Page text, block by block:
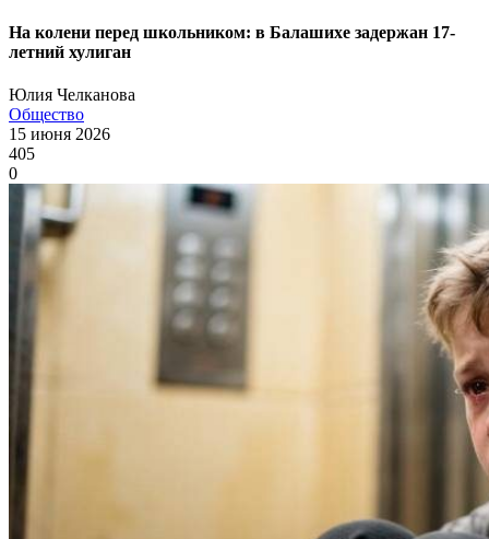
На колени перед школьником: в Балашихе задержан 17-
летний хулиган
Юлия Челканова
Общество
15 июня 2026
405
0